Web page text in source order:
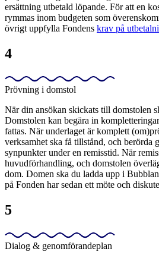
ersättning utbetald löpande. För att en
rymmas inom budgeten som
övrigt uppfylla Fondens krav på
4
Prövning i domstol
När din ansökan skickats till domstolen
Domstolen kan begära in
fattas. När underlaget är komplett
verksamhet ska få tillstånd, och berörda
synpunkter under en remisstid. När
huvudförhandling, och domstolen
dom. Domen ska du ladda upp i
på Fonden har sedan ett möte och
5
Dialog & genomförandeplan